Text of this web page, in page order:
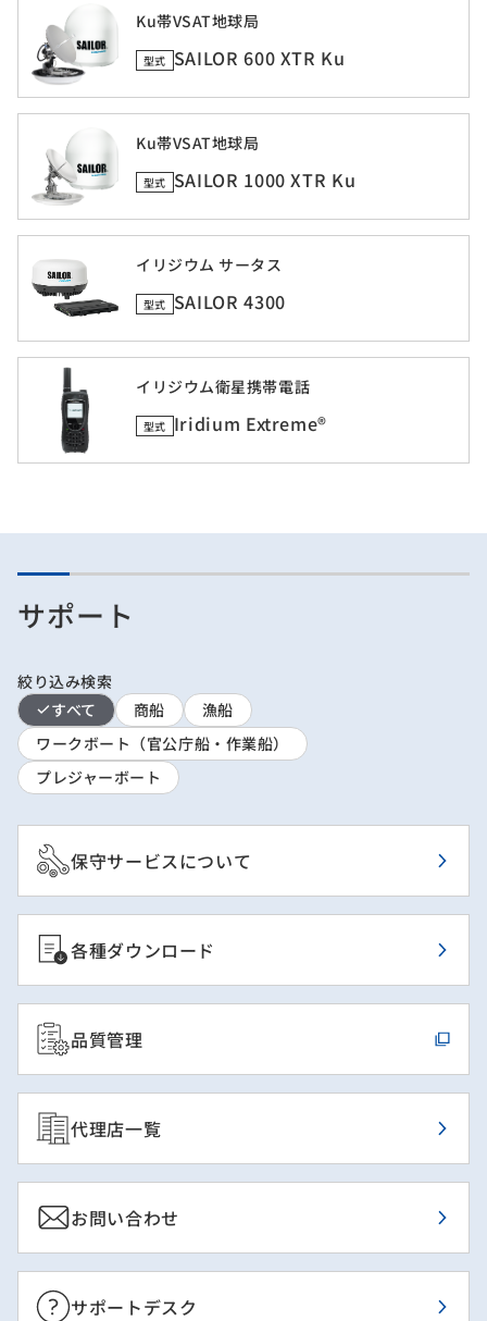
Ku帯VSAT地球局
型式 SAILOR 600 XTR Ku
Ku帯VSAT地球局
型式 SAILOR 1000 XTR Ku
イリジウム サータス
型式 SAILOR 4300
イリジウム衛星携帯電話
型式 Iridium Extreme®
サポート
絞り込み検索
すべて
商船
漁船
ワークボート（官公庁船・作業船）
プレジャーボート
保守サービスについて
各種ダウンロード
品質管理
代理店一覧
お問い合わせ
サポートデスク